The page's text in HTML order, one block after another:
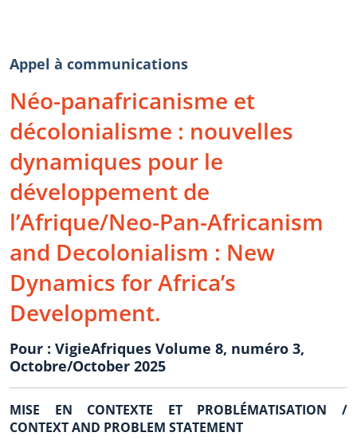
Appel à communications
Néo-panafricanisme et
décolonialisme : nouvelles
dynamiques pour le
développement de
l’Afrique/Neo-Pan-Africanism
and Decolonialism : New
Dynamics for Africa’s
Development.
Pour : VigieAfriques Volume 8, numéro 3,
Octobre/October 2025
MISE EN CONTEXTE ET PROBLÉMATISATION /
CONTEXT AND PROBLEM STATEMENT